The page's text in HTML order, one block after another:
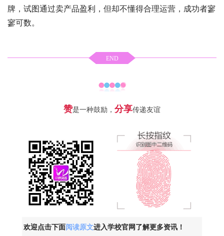
牌，试图通过卖产品盈利，但却不懂得合理运营，成功者寥
寥可数。
END
赞是一种鼓励， 分享传递友谊
欢迎点击下面阅读原文进入学校官网了解更多资讯！